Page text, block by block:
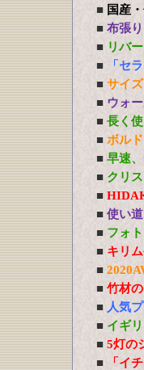
■ 国産
■ 布張
■ リバ
■
「セ
■ サイ
■ ウォ
■ 長く
■ ボル
■ 早速
■ クリ
■
■ 使い
■ フォ
■ キリ
■
■ 竹材
■ 人気
■ イギ
■ 5灯の
■ 「イ